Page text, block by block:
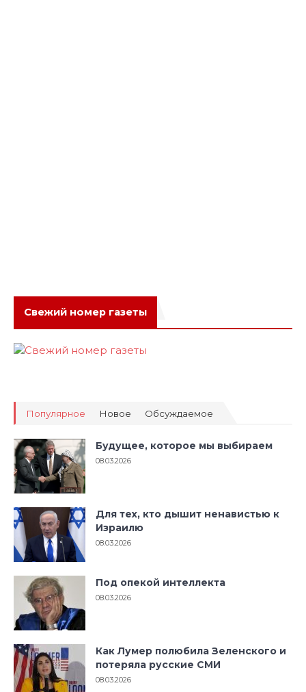
Свежий номер газеты
Популярное Новое Обсуждаемое
Будущее, которое мы выбираем
08.03.2026
Для тех, кто дышит ненавистью к
Израилю
08.03.2026
Под опекой интеллекта
08.03.2026
Как Лумер полюбила Зеленского и
потеряла русские СМИ
08.03.2026